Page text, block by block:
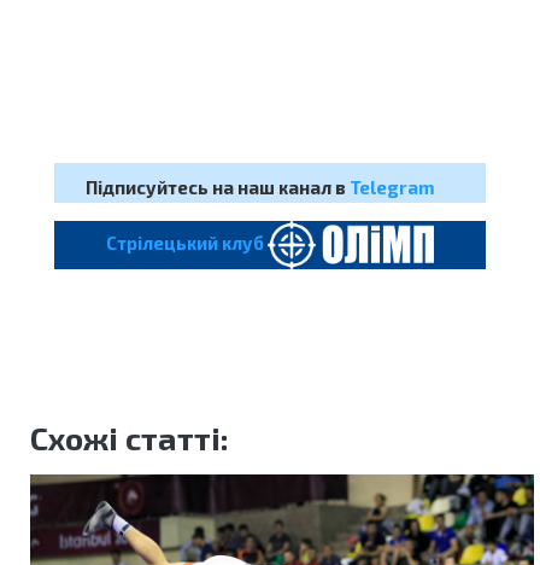
Підписуйтесь на наш канал в Telegram
Cтрілецький клуб
Схожі статті: